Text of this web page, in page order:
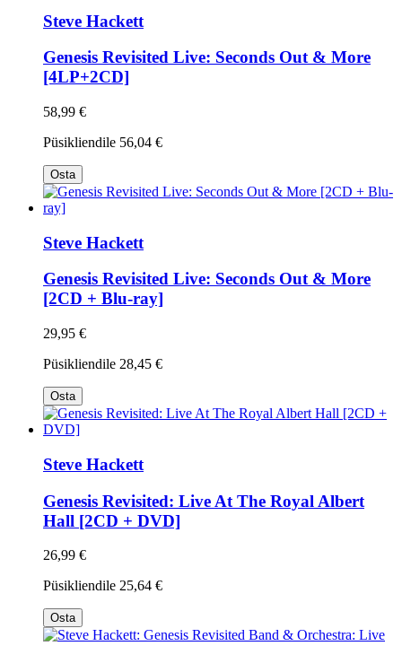
Steve Hackett
Genesis Revisited Live: Seconds Out & More
[4LP+2CD]
58,99 €
Püsikliendile 56,04 €
Osta
Steve Hackett
Genesis Revisited Live: Seconds Out & More
[2CD + Blu-ray]
29,95 €
Püsikliendile 28,45 €
Osta
Steve Hackett
Genesis Revisited: Live At The Royal Albert
Hall [2CD + DVD]
26,99 €
Püsikliendile 25,64 €
Osta